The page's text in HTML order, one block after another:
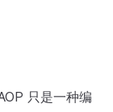
只是一种编